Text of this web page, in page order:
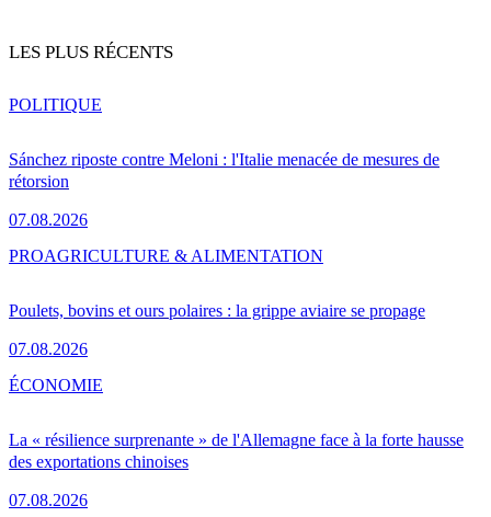
LES PLUS RÉCENTS
Sánchez riposte contre Meloni : l'Italie menacée de mesures de
rétorsion
07.08.2026
POLITIQUE
Poulets, bovins et ours polaires : la grippe aviaire se propage
07.08.2026
PROAGRICULTURE & ALIMENTATION
La « résilience surprenante » de l'Allemagne face à la forte hausse
des exportations chinoises
07.08.2026
ÉCONOMIE